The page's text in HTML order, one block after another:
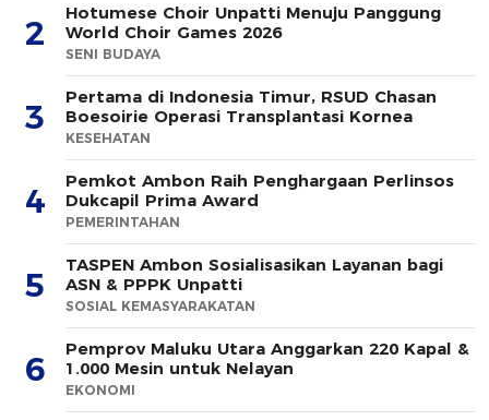
2
Hotumese Choir Unpatti Menuju Panggung
World Choir Games 2026
SENI BUDAYA
3
Pertama di Indonesia Timur, RSUD Chasan
Boesoirie Operasi Transplantasi Kornea
KESEHATAN
4
Pemkot Ambon Raih Penghargaan Perlinsos
Dukcapil Prima Award
PEMERINTAHAN
5
TASPEN Ambon Sosialisasikan Layanan bagi
ASN & PPPK Unpatti
SOSIAL KEMASYARAKATAN
6
Pemprov Maluku Utara Anggarkan 220 Kapal &
1.000 Mesin untuk Nelayan
EKONOMI